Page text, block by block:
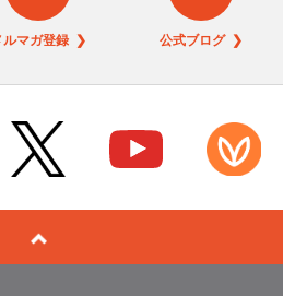
ルマガ登録 ❯ 公式ブログ ❯